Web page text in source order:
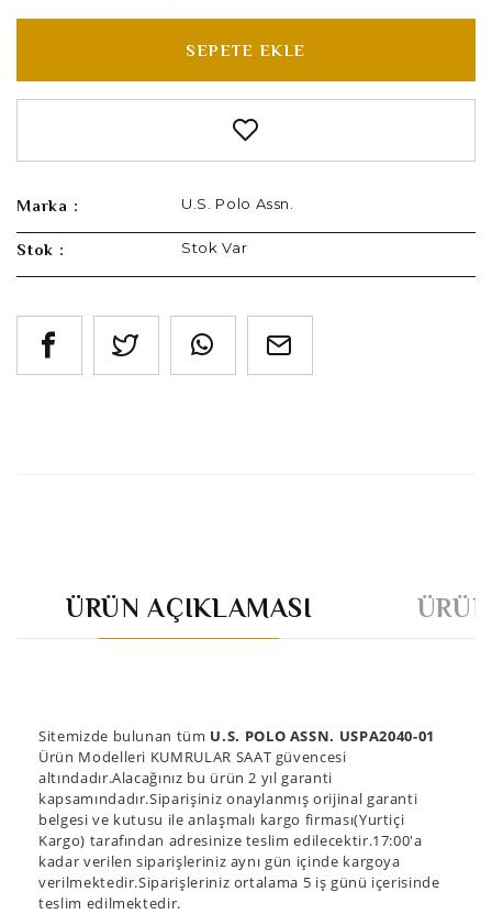
SEPETE EKLE
Marka : U.S. Polo Assn.
Stok : Stok Var
ÜRÜN AÇIKLAMASI
Sitemizde bulunan tüm U.S. POLO ASSN. USPA2040-01
Ürün Modelleri KUMRULAR SAAT güvencesi
altındadır.Alacağınız bu ürün 2 yıl garanti
kapsamındadır.Siparişiniz onaylanmış orijinal garanti
belgesi ve kutusu ile anlaşmalı kargo firması(Yurtiçi
Kargo) tarafından adresinize teslim edilecektir.17:00'a
kadar verilen siparişleriniz aynı gün içinde kargoya
verilmektedir.Siparişleriniz ortalama 5 iş günü içerisinde
teslim edilmektedir.